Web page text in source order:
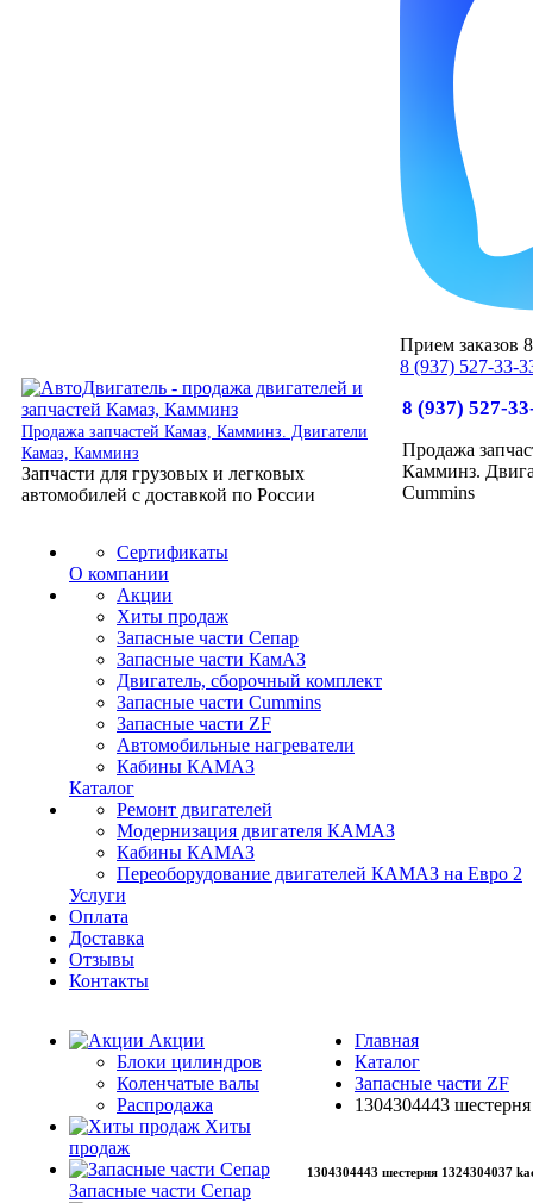
Прием заказов
8 (937) 527-33-
Продажа запчастей Камаз, Камминз. Двигатели
Камаз, Камминз
Запчасти для грузовых и легковых
автомобилей с доставкой по России
8 (937) 527-
Продажа
Камминз.
Cummins
Сертификаты
О компании
Акции
Хиты продаж
Запасные части Сепар
Запасные части КамАЗ
Двигатель, сборочный комплект
Запасные части Cummins
Запасные части ZF
Автомобильные нагреватели
Кабины КАМАЗ
Каталог
Ремонт двигателей
Модернизация двигателя КАМАЗ
Кабины КАМАЗ
Переоборудование двигателей КАМАЗ на Евро 2
Услуги
Оплата
Доставка
Отзывы
Контакты
Акции
Блоки цилиндров
Коленчатые валы
Распродажа
Хиты
продаж
Запасные части Сепар
Главная
Каталог
Запасные части ZF
1304304443
1304304443 шестерня 1324304037